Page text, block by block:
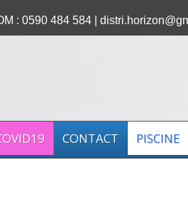
: 0590 484 584 |
CONTACT PISCINE